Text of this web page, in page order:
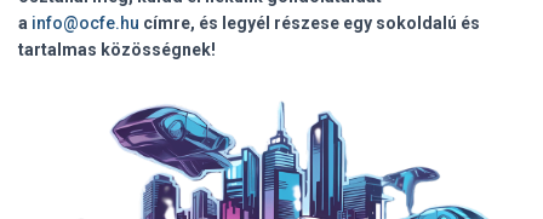
a info@ocfe.hu címre, és legyél részese egy sokoldalú és
tartalmas közösségnek!